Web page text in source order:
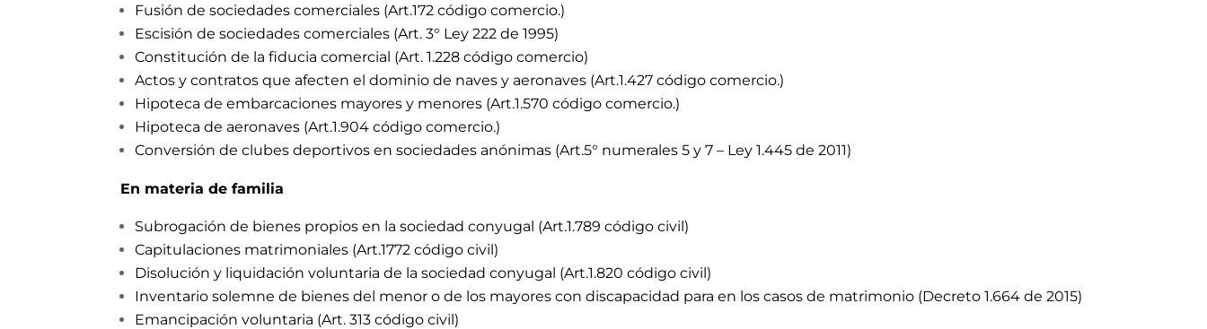
Fusión de sociedades comerciales (Art.172 código comercio.)
Escisión de sociedades comerciales (Art. 3° Ley 222 de 1995)
Constitución de la fiducia comercial (Art. 1.228 código comercio)
Actos y contratos que afecten el dominio de naves y aeronaves (Art.1.427 código comercio.)
Hipoteca de embarcaciones mayores y menores (Art.1.570 código comercio.)
Hipoteca de aeronaves (Art.1.904 código comercio.)
Conversión de clubes deportivos en sociedades anónimas (Art.5° numerales 5 y 7 – Ley 1.445 de 2011)
En materia de familia
Subrogación de bienes propios en la sociedad conyugal (Art.1.789 código civil)
Capitulaciones matrimoniales (Art.1772 código civil)
Disolución y liquidación voluntaria de la sociedad conyugal (Art.1.820 código civil)
Inventario solemne de bienes del menor o de los mayores con discapacidad para en los casos de matrimonio (Decreto 1.664 de 2015)
Emancipación voluntaria (Art. 313 código civil)